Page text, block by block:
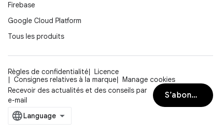
Firebase
Google Cloud Platform
Tous les produits
Règles de confidentialité
Licence
Consignes relatives à la marque
Manage cookies
Recevoir des actualités et des conseils par
e-mail
S’abonner